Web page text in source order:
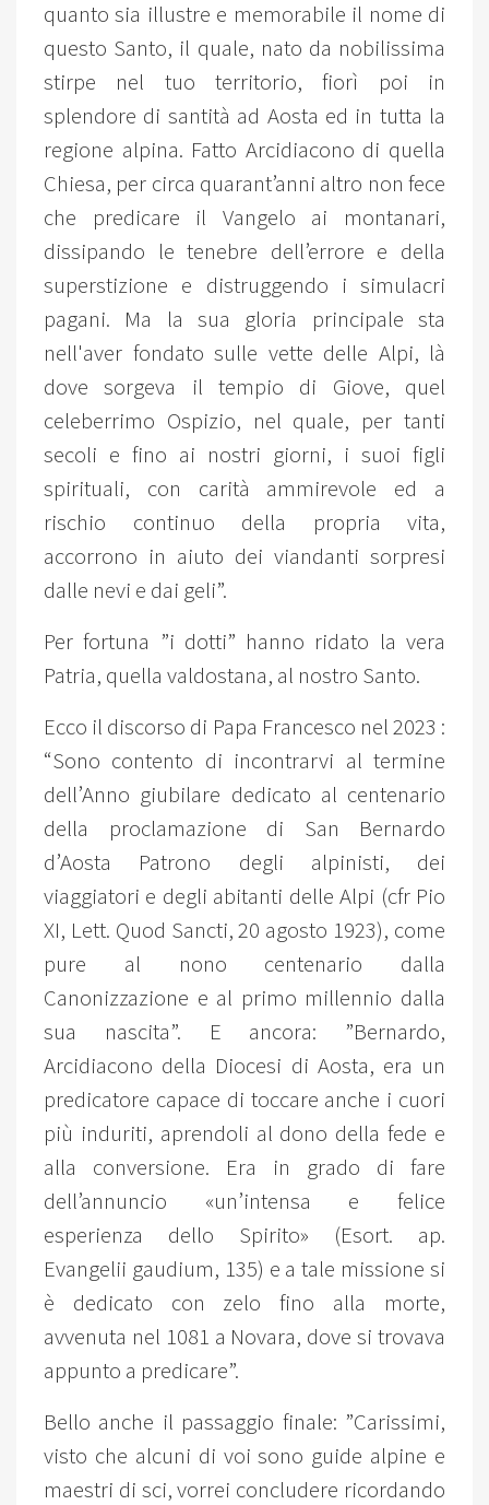
quanto sia illustre e memorabile il nome di
questo Santo, il quale, nato da nobilissima
stirpe nel tuo territorio, fiorì poi in
splendore di santità ad Aosta ed in tutta la
regione alpina. Fatto Arcidiacono di quella
Chiesa, per circa quarant’anni altro non fece
che predicare il Vangelo ai montanari,
dissipando le tenebre dell’errore e della
superstizione e distruggendo i simulacri
pagani. Ma la sua gloria principale sta
nell'aver fondato sulle vette delle Alpi, là
dove sorgeva il tempio di Giove, quel
celeberrimo Ospizio, nel quale, per tanti
secoli e fino ai nostri giorni, i suoi figli
spirituali, con carità ammirevole ed a
rischio continuo della propria vita,
accorrono in aiuto dei viandanti sorpresi
dalle nevi e dai geli”.
Per fortuna ”i dotti” hanno ridato la vera
Patria, quella valdostana, al nostro Santo.
Ecco il discorso di Papa Francesco nel 2023 :
“Sono contento di incontrarvi al termine
dell’Anno giubilare dedicato al centenario
della proclamazione di San Bernardo
d’Aosta Patrono degli alpinisti, dei
viaggiatori e degli abitanti delle Alpi (cfr Pio
XI, Lett. Quod Sancti, 20 agosto 1923), come
pure al nono centenario dalla
Canonizzazione e al primo millennio dalla
sua nascita”. E ancora: ”Bernardo,
Arcidiacono della Diocesi di Aosta, era un
predicatore capace di toccare anche i cuori
più induriti, aprendoli al dono della fede e
alla conversione. Era in grado di fare
dell’annuncio «un’intensa e felice
esperienza dello Spirito» (Esort. ap.
Evangelii gaudium, 135) e a tale missione si
è dedicato con zelo fino alla morte,
avvenuta nel 1081 a Novara, dove si trovava
appunto a predicare”.
Bello anche il passaggio finale: ”Carissimi,
visto che alcuni di voi sono guide alpine e
maestri di sci, vorrei concludere ricordando